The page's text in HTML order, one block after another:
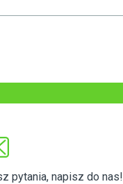
pytania, napisz do nas!